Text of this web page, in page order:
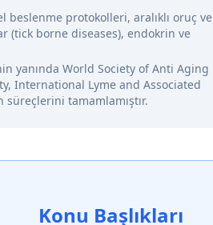
beslenme protokolleri, aralıklı oruç ve
(tick borne diseases), endokrin ve
yanında World Society of Anti Aging
International Lyme and Associated
tamamlamıştır.
Konu Başlıkları